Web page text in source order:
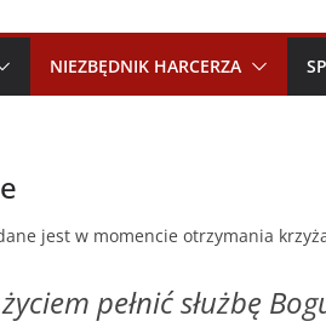
NIEZBĘDNIK HARCERZA
jest w momencie otrzymania
pełnić służbę